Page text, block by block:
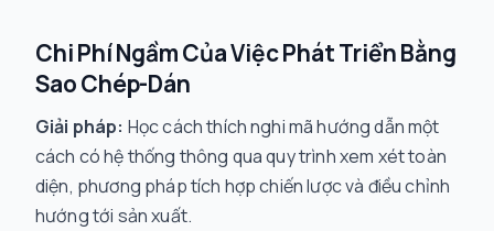
Chi Phí Ngầm Của Việc Phát Triển Bằng
Sao Chép-Dán
Giải pháp: Học cách thích nghi mã hướng dẫn một
cách có hệ thống thông qua quy trình xem xét toàn
diện, phương pháp tích hợp chiến lược và điều chỉnh
hướng tới sản xuất.